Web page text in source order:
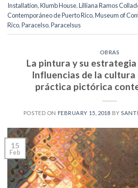
Installation,Klumb House,Lilliana Ramos
Contemporáneo de Puerto Rico,Museum of
Rico,Paracelso,Paracelsus
OBRAS
La pintura y su
Influencias de la
práctica pictórica
POSTED ON FEBRUARY 15, 2018 BY
15
Feb